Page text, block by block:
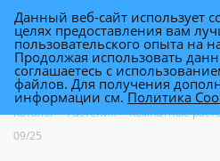
Вриезия Сплинрайт
Каталог - Растения - Комнатные
09/25
Данный веб-сайт использует
целях предоставления вам
пользовательского опыта на
Продолжая использовать
соглашаетесь с
файлов. Для получения
информации см.Политика